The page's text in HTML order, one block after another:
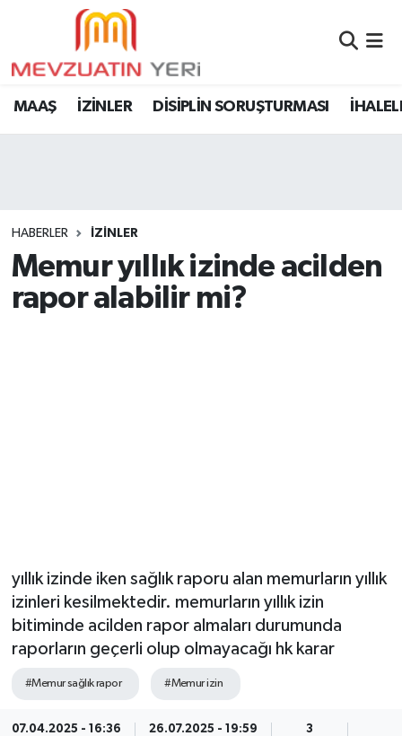
MAAŞ İZİNLER DİSİPLİN SORUŞTURMASI
HABERLER İZİNLER
Memur yıllık izinde acilden
rapor alabilir mi?
yıllık izinde iken sağlık raporu alan memurların yıllık
izinleri kesilmektedir. memurların yıllık izin
bitiminde acilden rapor almaları durumunda
raporların geçerli olup olmayacağı hk karar
#Memur sağlık rapor #Memur izin
07.04.2025 - 16:36 26.07.2025 - 19:59 3